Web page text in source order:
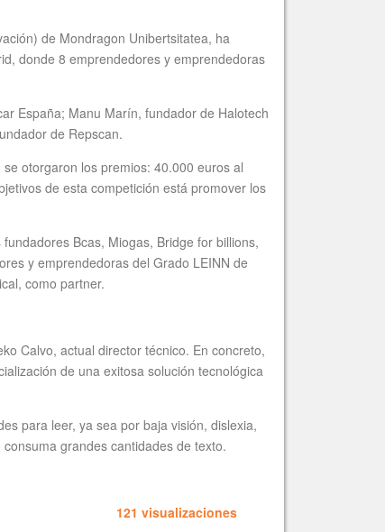
de Mondragon Unibertsitatea, ha
donde 8 emprendedores y emprendedoras
España; Manu Marín, fundador de Halotech
de Repscan.
otorgaron los premios: 40.000 euros al
de esta competición está promover los
Bcas, Miogas, Bridge for billions,
y emprendedoras del Grado LEINN de
como partner.
Calvo, actual director técnico. En concreto,
de una exitosa solución tecnológica
para leer, ya sea por baja visión, dislexia,
grandes cantidades de texto.
121 visualizaciones